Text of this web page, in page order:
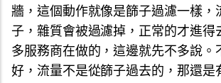
牆，這個動作就像是篩子過濾一樣，
子，雜質會被過濾掉，正常的才進得
多服務商在做的，這邊就先不多說。
好，流量不是從篩子過去的，那還是